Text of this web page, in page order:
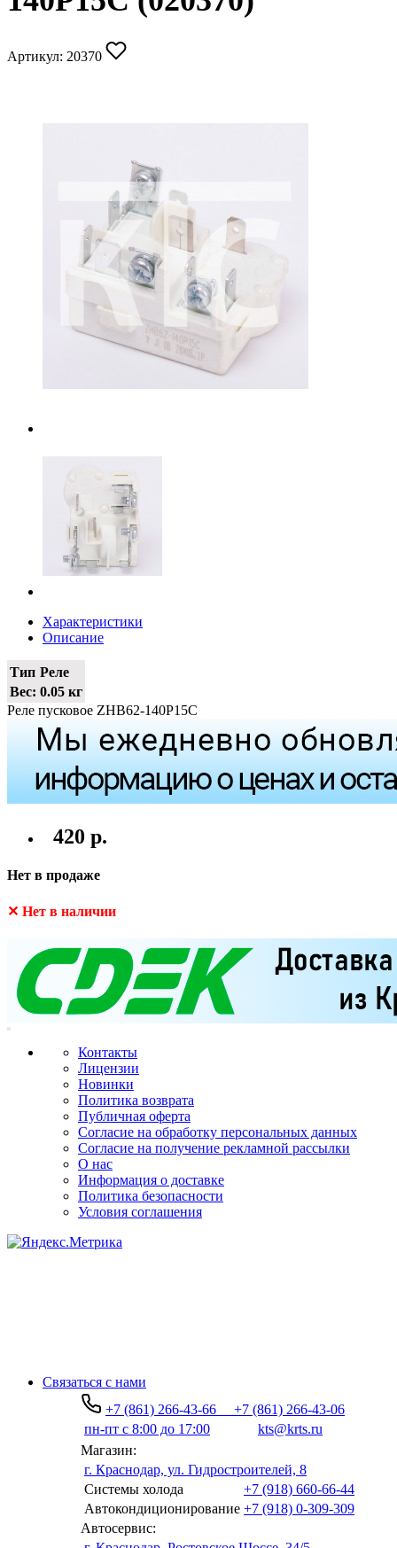
Артикул: 20370
Характеристики
Описание
Тип Реле
Вес: 0.05 кг
Реле пусковое ZHB62-140P15C
420 р.
Нет в продаже
✕ Нет в наличии
Контакты
Лицензии
Новинки
Политика возврата
Публичная оферта
Согласие на обработку персональных данных
Согласие на получение рекламной рассылки
О нас
Информация о доставке
Политика безопасности
Условия соглашения
Связаться с нами
+7 (861) 266-43-66
+7 (861) 266-43-06
пн-пт с 8:00 до 17:00
kts@krts.ru
Магазин:
г. Краснодар, ул. Гидростроителей, 8
Системы холода
+7 (918) 660-66-44
Автокондиционирование +7 (918) 0-309-309
Автосервис: